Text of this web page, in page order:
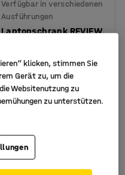
Verfügbar in verschiedenen
Ausführungen
Laptopschrank REVIEW,
Art. Nr.:144601
1.149,- € KAUFEN
klicken, stimmen Sie
Gerät zu, um die
Websitenutzung zu
zu unterstützen.